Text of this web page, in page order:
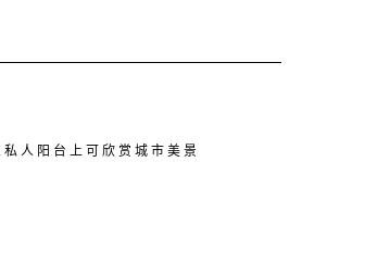
人阳台上可欣赏城市美景